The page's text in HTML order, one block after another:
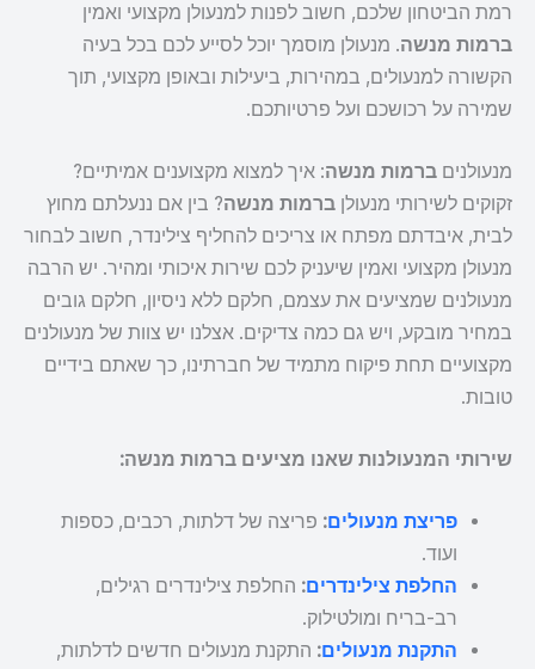
רמת הביטחון שלכם, חשוב לפנות למנעולן מקצועי ואמין
ברמות מנשה. מנעולן מוסמך יוכל לסייע לכם בכל בעיה
הקשורה למנעולים, במהירות, ביעילות ובאופן מקצועי, תוך
שמירה על רכושכם ועל פרטיותכם.
מנעולנים ברמות מנשה: איך למצוא מקצוענים אמיתיים?
זקוקים לשירותי מנעולן ברמות מנשה? בין אם ננעלתם מחוץ
לבית, איבדתם מפתח או צריכים להחליף צילינדר, חשוב לבחור
מנעולן מקצועי ואמין שיעניק לכם שירות איכותי ומהיר. יש הרבה
מנעולנים שמציעים את עצמם, חלקם ללא ניסיון, חלקם גובים
במחיר מובקע, ויש גם כמה צדיקים. אצלנו יש צוות של מנעולנים
מקצועיים תחת פיקוח מתמיד של חברתינו, כך שאתם בידיים
טובות.
שירותי המנעולנות שאנו מציעים ברמות מנשה:
פריצת מנעולים: פריצה של דלתות, רכבים, כספות
ועוד.
החלפת צילינדרים: החלפת צילינדרים רגילים,
רב-בריח ומולטילוק.
התקנת מנעולים: התקנת מנעולים חדשים לדלתות,